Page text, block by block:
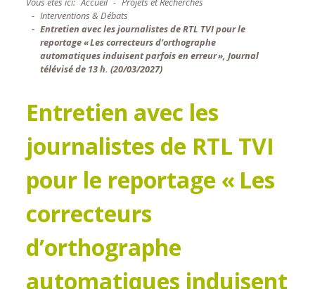
Interventions & Débats
Entretien avec les journalistes de RTL TVI pour le
reportage « Les correcteurs d’orthographe
automatiques induisent parfois en erreur », Journal
télévisé de 13 h. (20/03/2027)
Entretien avec les
journalistes de RTL TVI
pour le reportage « Les
correcteurs
d’orthographe
automatiques induisent